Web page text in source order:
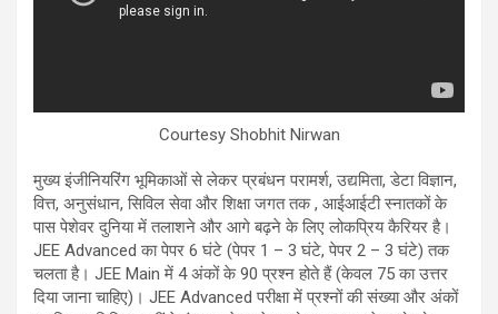
Courtesy Shobhit Nirwan
मुख्य इंजीनियरिंग भूमिकाओं से लेकर प्रबंधन परामर्श, उद्यमिता, डेटा विज्ञान,
वित्त, अनुसंधान, सिविल सेवा और शिक्षा जगत तक , आईआईटी स्नातकों के
पास पेशेवर दुनिया में तलाशने और आगे बढ़ने के लिए लोकप्रिय कैरियर है।
JEE Advanced का पेपर 6 घंटे (पेपर 1 – 3 घंटे, पेपर 2 – 3 घंटे) तक
चलता है। JEE Main में 4 अंकों के 90 प्रश्न होते हैं (केवल 75 का उत्तर
दिया जाना चाहिए)। JEE Advanced परीक्षा में प्रश्नों की संख्या और अंकों